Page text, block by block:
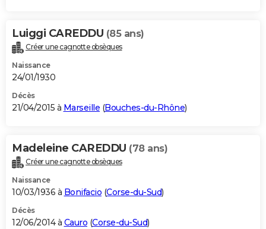
Luiggi CAREDDU (85 ans)
Créer une cagnotte obsèques
Naissance
24/01/1930
Décès
21/04/2015 à Marseille (Bouches-du-Rhône)
Madeleine CAREDDU (78 ans)
Créer une cagnotte obsèques
Naissance
10/03/1936 à Bonifacio (Corse-du-Sud)
Décès
12/06/2014 à Cauro (Corse-du-Sud)